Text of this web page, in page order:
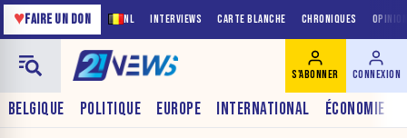
NL INTERVIEWS CARTE BLANCHE CHRONIQUES
♥FAIRE UN DON
BELGIQUE POLITIQUE EUROPE INTERNATIONAL ÉCONOMIE
S'ABONNER CONNEXION